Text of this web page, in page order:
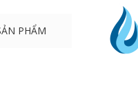
PHẨM